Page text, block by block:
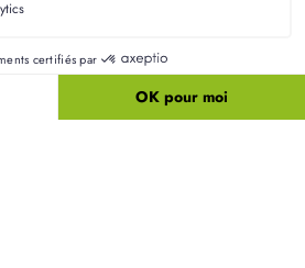
Nos terrains
Nos maisons + terrains